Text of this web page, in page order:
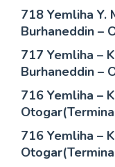
718 Yemliha Y.
Burhaneddin –
717 Yemliha –
Burhaneddin –
716 Yemliha –
716 Yemliha –